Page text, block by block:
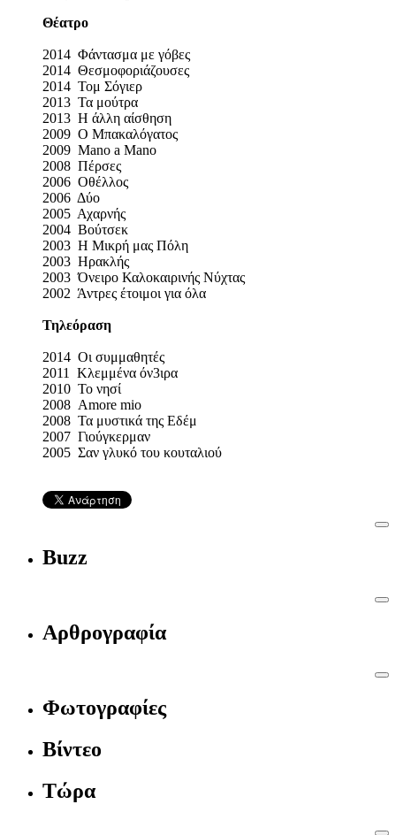
Θέατρο
2014 Φάντασμα με γόβες
2014 Θεσμοφοριάζουσες
2014 Τομ Σόγιερ
2013 Τα μούτρα
2013 Η άλλη αίσθηση
2009 Ο Μπακαλόγατος
2009 Mano a Mano
2008 Πέρσες
2006 Οθέλλος
2006 Δύο
2005 Αχαρνής
2004 Βούτσεκ
2003 Η Μικρή μας Πόλη
2003 Ηρακλής
2003 Όνειρο Καλοκαιρινής Νύχτας
2002 Άντρες έτοιμοι για όλα
Τηλεόραση
2014 Οι συμμαθητές
2011 Κλεμμένα όν3ιρα
2010 Το νησί
2008 Amore mio
2008 Τα μυστικά της Εδέμ
2007 Γιούγκερμαν
2005 Σαν γλυκό του κουταλιού
Buzz
Αρθρογραφία
Φωτογραφίες
Βίντεο
Τώρα